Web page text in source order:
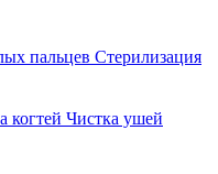
пальцев Стерилизация
когтей Чистка ушей